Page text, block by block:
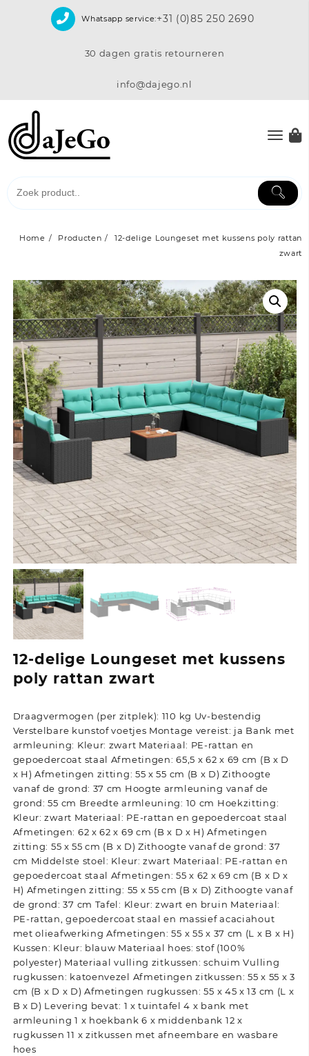
Whatsapp service:+31 (0)85 250 2690
30 dagen gratis retourneren
info@dajego.nl
Home Producten
12-delige Loungeset met kussens poly rattan
zwart
12-delige Loungeset met kussens
poly rattan zwart
Draagvermogen (per zitplek): 110 kg Uv-bestendig
Verstelbare kunstof voetjes Montage vereist: ja Bank met
armleuning: Kleur: zwart Materiaal: PE-rattan en
gepoedercoat staal Afmetingen: 65,5 x 62 x 69 cm (B x D
x H) Afmetingen zitting: 55 x 55 cm (B x D) Zithoogte
vanaf de grond: 37 cm Hoogte armleuning vanaf de
grond: 55 cm Breedte armleuning: 10 cm Hoekzitting:
Kleur: zwart Materiaal: PE-rattan en gepoedercoat staal
Afmetingen: 62 x 62 x 69 cm (B x D x H) Afmetingen
zitting: 55 x 55 cm (B x D) Zithoogte vanaf de grond: 37
cm Middelste stoel: Kleur: zwart Materiaal: PE-rattan en
gepoedercoat staal Afmetingen: 55 x 62 x 69 cm (B x D x
H) Afmetingen zitting: 55 x 55 cm (B x D) Zithoogte vanaf
de grond: 37 cm Tafel: Kleur: zwart en bruin Materiaal:
PE-rattan, gepoedercoat staal en massief acaciahout
met olieafwerking Afmetingen: 55 x 55 x 37 cm (L x B x H)
Kussen: Kleur: blauw Materiaal hoes: stof (100%
polyester) Materiaal vulling zitkussen: schuim Vulling
rugkussen: katoenvezel Afmetingen zitkussen: 55 x 55 x 3
cm (B x D x D) Afmetingen rugkussen: 55 x 45 x 13 cm (L x
B x D) Levering bevat: 1 x tuintafel 4 x bank met
armleuning 1 x hoekbank 6 x middenbank 12 x
rugkussen 11 x zitkussen met afneembare en wasbare
hoes